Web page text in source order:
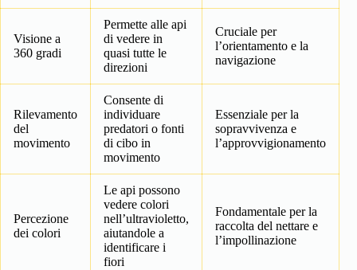
Visione a
360 gradi
Permette alle api
di vedere in
quasi tutte le
direzioni
Cruciale per
l’orientamento e la
navigazione
Rilevamento
del
movimento
Consente di
individuare
predatori o fonti
di cibo in
movimento
Essenziale per la
sopravvivenza e
l’approvvigionamento
Percezione
dei colori
Le api possono
vedere colori
nell’ultravioletto,
aiutandole a
identificare i
fiori
Fondamentale per la
raccolta del nettare e
l’impollinazione